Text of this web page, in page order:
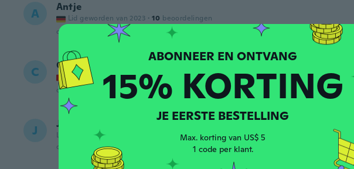
A Antje
Lid geworden van 2023 · 10 beoordelingen
ongeveer 2 jaar geleden
C Catarina
Lid geworden van 2023 · 43
beoordelingen
ongeveer 2 jaar geleden
J Jenna
Lid geworden van 2017
beoordelingen
ongeveer 2 jaar geleden
15% KORTING
JE EERSTE BESTELLING
Max. korting van US$ 5
1 code per klant.